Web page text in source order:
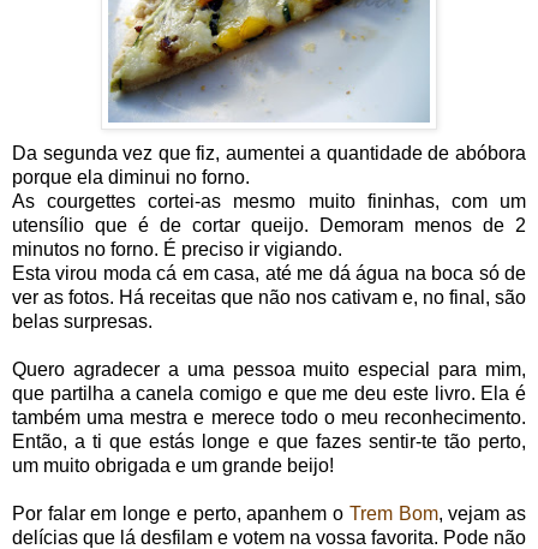
Da segunda vez que fiz, aumentei a quantidade de abóbora
porque ela diminui no forno.
As courgettes cortei-as mesmo muito fininhas, com um
utensílio que é de cortar queijo. Demoram menos de 2
minutos no forno. É preciso ir vigiando.
Esta virou moda cá em casa, até me dá água na boca só de
ver as fotos. Há receitas que não nos cativam e, no final, são
belas surpresas.
Quero agradecer a uma pessoa muito especial para mim,
que partilha a canela comigo e que me deu este livro. Ela é
também uma mestra e merece todo o meu reconhecimento.
Então, a ti que estás longe e que fazes sentir-te tão perto,
um muito obrigada e um grande beijo!
Por falar em longe e perto, apanhem o Trem Bom, vejam as
delícias que lá desfilam e votem na vossa favorita. Pode não